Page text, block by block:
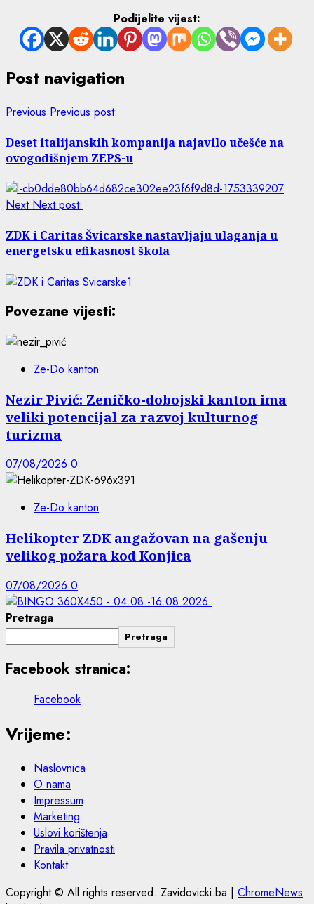
Podijelite vijest:
Post navigation
Previous Previous post:
Deset italijanskih kompanija najavilo učešće na
ovogodišnjem ZEPS-u
Next Next post:
ZDK i Caritas Švicarske nastavljaju ulaganja u
energetsku efikasnost škola
Povezane vijesti:
Ze-Do kanton
Nezir Pivić: Zeničko-dobojski kanton ima
veliki potencijal za razvoj kulturnog
turizma
07/08/2026 0
Ze-Do kanton
Helikopter ZDK angažovan na gašenju
velikog požara kod Konjica
07/08/2026 0
Pretraga
Pretraga
Facebook stranica:
Facebook
Vrijeme:
Naslovnica
O nama
Impressum
Marketing
Uslovi korištenja
Pravila privatnosti
Kontakt
Copyright © All rights reserved. Zavidovicki.ba | ChromeNews